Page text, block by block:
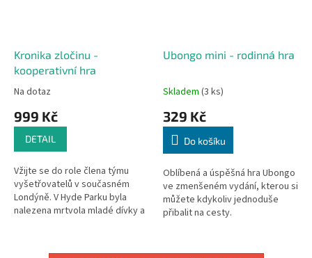
Kronika zločinu -
kooperativní hra
Na dotaz
999 Kč
DETAIL
Vžijte se do role člena týmu
vyšetřovatelů v současném
Londýně. V Hyde Parku byla
nalezena mrtvola mladé dívky a
Ubongo mini - rodinná hra
Skladem (3 ks)
329 Kč
Do košíku
Oblíbená a úspěšná hra Ubongo
ve zmenšeném vydání, kterou si
můžete kdykoliv jednoduše
přibalit na cesty.